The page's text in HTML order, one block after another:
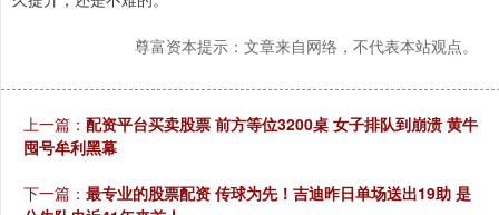
尊富资本提示：文章来自网络，不代表本站观点。
上一篇： 配资平台买卖股票 前方等位3200桌 女子排队到崩溃 黄牛
囤号牟利黑幕
下一篇： 最专业的股票配资 传球为先！吉迪昨日单场送出19助 是